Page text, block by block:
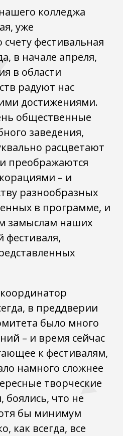
колледжа
уже
фестивальная
в начале апреля,
в области
радуют нас
достижениями.
общественные
заведения,
расцветают
преображаются
– и
разнообразных
в программе, и
замыслам наших
фестиваля,
в преддверии
было много
– и время сейчас
к фестивалям,
намного сложнее
творческие
что не
бы минимум
как всегда, все